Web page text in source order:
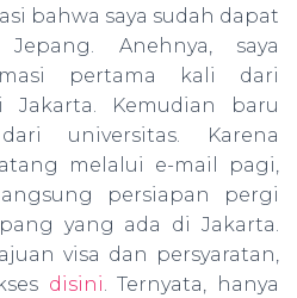
bahwa saya sudah dapat
Anehnya, saya
pertama kali dari
Jakarta. Kemudian baru
universitas. Karena
melalui e-mail pagi,
persiapan pergi
yang ada di Jakarta.
visa dan persyaratan,
disini. Ternyata, hanya